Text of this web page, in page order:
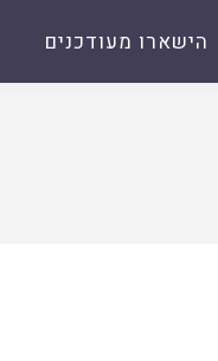
הישארו מעודכנים